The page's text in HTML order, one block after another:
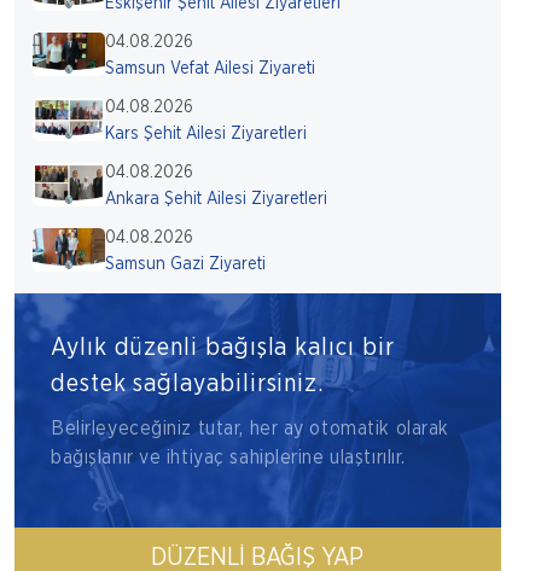
04.08.2026
Samsun Vefat Ailesi Ziyareti
04.08.2026
Kars Şehit Ailesi Ziyaretleri
04.08.2026
Ankara Şehit Ailesi Ziyaretleri
04.08.2026
Samsun Gazi Ziyareti
Aylık düzenli bağışla kalıcı bir
destek sağlayabilirsiniz.
Belirleyeceğiniz tutar, her ay otomatik olarak
bağışlanır ve ihtiyaç sahiplerine ulaştırılır.
DÜZENLI BAĞIŞ YAP